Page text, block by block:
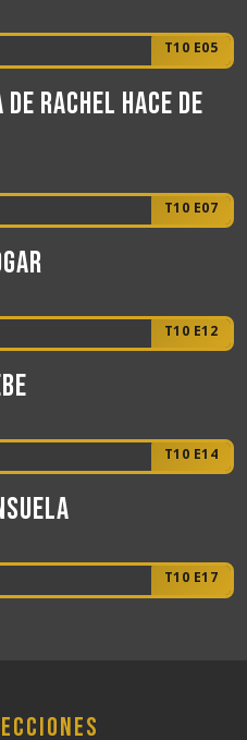
T10 E05
Rachel hace de
T10 E07
T10 E12
T10 E14
T10 E17